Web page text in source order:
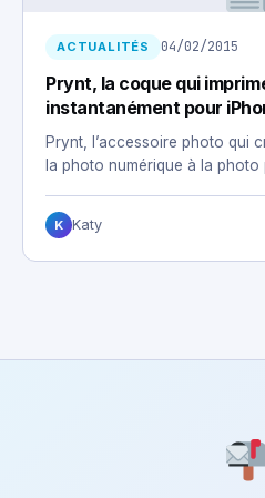
ACTUALITÉS 04/02/2015
Prynt, la coque qui
instantanément pour
Prynt, l’accessoire photo qui
la photo numérique à la photo
K Katy